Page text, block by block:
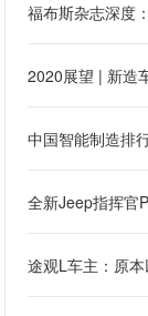
福布斯杂志深度
2020展望 | 新造
中国智能制造排
全新Jeep指挥官
途观L车主：原